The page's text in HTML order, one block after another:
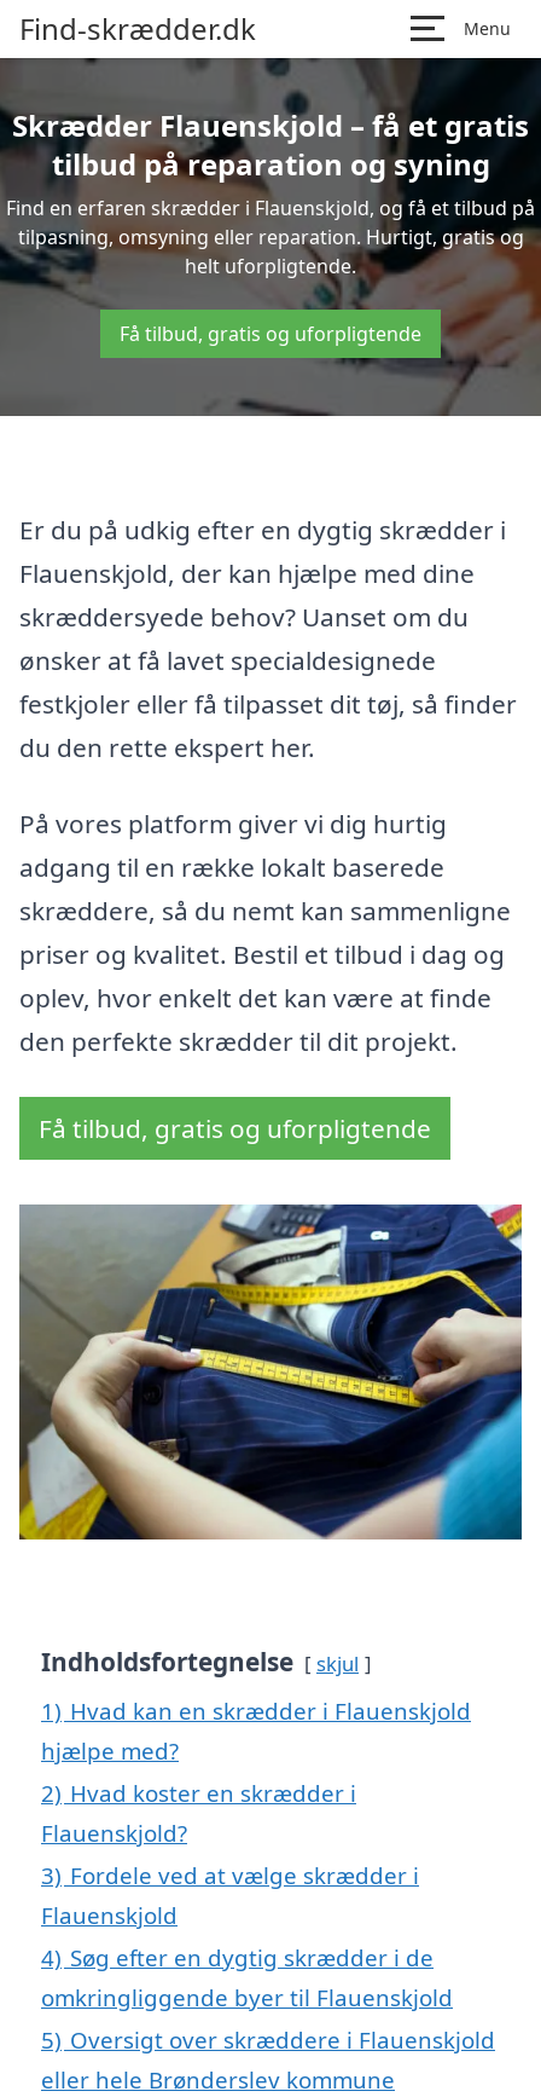
Find-skrædder.dk Menu
Skrædder Flauenskjold – få et gratis
tilbud på reparation og syning
Find en erfaren skrædder i Flauenskjold, og få et tilbud på
tilpasning, omsyning eller reparation. Hurtigt, gratis og
helt uforpligtende.
Få tilbud, gratis og uforpligtende
Er du på udkig efter en dygtig skrædder i
Flauenskjold, der kan hjælpe med dine
skræddersyede behov? Uanset om du
ønsker at få lavet specialdesignede
festkjoler eller få tilpasset dit tøj, så finder
du den rette ekspert her.
På vores platform giver vi dig hurtig
adgang til en række lokalt baserede
skræddere, så du nemt kan sammenligne
priser og kvalitet. Bestil et tilbud i dag og
oplev, hvor enkelt det kan være at finde
den perfekte skrædder til dit projekt.
Få tilbud, gratis og uforpligtende
Indholdsfortegnelse skjul
1) Hvad kan en skrædder i Flauenskjold
hjælpe med?
2) Hvad koster en skrædder i
Flauenskjold?
3) Fordele ved at vælge skrædder i
Flauenskjold
4) Søg efter en dygtig skrædder i de
omkringliggende byer til Flauenskjold
5) Oversigt over skræddere i Flauenskjold
eller hele Brønderslev kommune